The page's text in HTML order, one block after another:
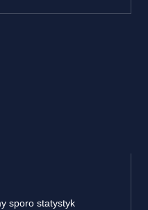
sporo statystyk